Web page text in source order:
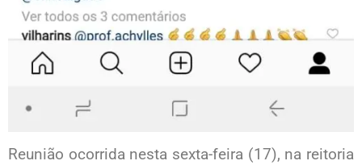
Reunião ocorrida nesta sexta-feira (17), na reitoria